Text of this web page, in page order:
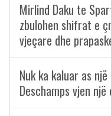
Mirlind Daku te
zbulohen shifrat e
vjeçare dhe
Nuk ka kaluar as
Deschamps vjen